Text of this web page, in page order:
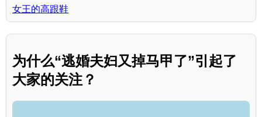
女王的高跟鞋
为什么“逃婚夫妇又掉马甲了”引起了
大家的关注？